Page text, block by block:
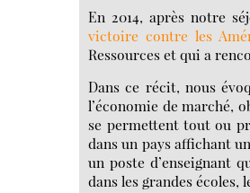
En 2014, après notre
victoire contre les
Ressources et qui a
Dans ce récit, nous
l’économie de marché,
se permettent tout ou
dans un pays affichant
un poste d’enseignant
dans les grandes écoles,